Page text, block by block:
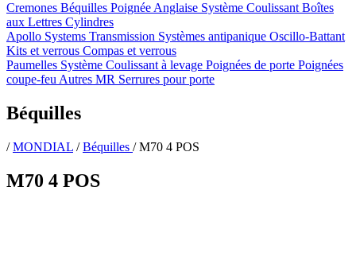
Cremones Béquilles Poignée Anglaise Système Coulissant Boîtes
aux Lettres Cylindres
Apollo Systems Transmission Systèmes antipanique Oscillo-Battant
Kits et verrous Compas et verrous
Paumelles Système Coulissant à levage Poignées de porte Poignées
coupe-feu Autres MR Serrures pour porte
Béquilles
/MONDIAL /Béquilles /M70 4 POS
M70 4 POS